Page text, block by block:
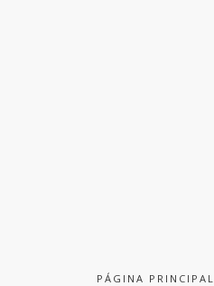
PÁGINA PRINCIPAL